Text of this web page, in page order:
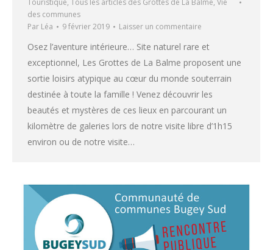
des communes
Par Léa 9 février 2019 Laisser un commentaire
Osez l’aventure intérieure… Site naturel rare et
exceptionnel, Les Grottes de La Balme proposent une
sortie loisirs atypique au cœur du monde souterrain
destinée à toute la famille ! Venez découvrir les
beautés et mystères de ces lieux en parcourant un
kilomètre de galeries lors de notre visite libre d’1h15
environ ou de notre visite…